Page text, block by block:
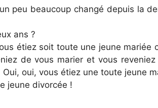
peu beaucoup changé depuis la
ans ?
étiez soit toute une jeune mariée
de vous marier et vous
oui, vous étiez une toute jeune
jeune divorcée !